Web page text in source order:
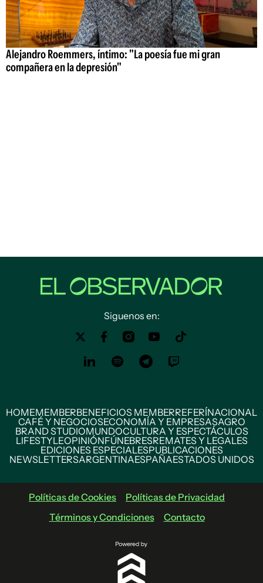
Alejandro Roemmers, íntimo: "La poesía fue mi gran
compañera en la depresión"
Siguenos en:
HOMEMEMBERBENEFICIOS MEMBERREFERÍNACIONAL
CAFÉ Y NEGOCIOSECONOMÍA Y EMPRESASAGRO
BRAND STUDIOMUNDOCULTURA Y ESPECTÁCULOS
LIFESTYLEOPINIÓNFÚNEBRESREMATES Y LEGALES
EDICIONES ESPECIALESPUBLICACIONES
NEWSLETTERSARGENTINAESPAÑAESTADOS UNIDOS
Políticas de Cookies
Políticas de Privacidad
Términos y Condiciones
Contacto